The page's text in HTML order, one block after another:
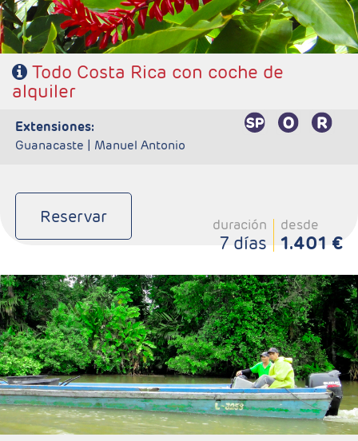
Contacto
Características
Todo Costa Rica con coche de
alquiler
extensiones:
Guanacaste | Manuel Antonio
Reservar duración
7 días
desde
1.401 €
- Salidas: Diarias
- Ruta: 1 noche San José, 2 noches Tortuguero, 2 noches
Arenal y 2 noches Monteverde.
- Categoría hotelera: Standard, Primera o Semilujo
- Régimen: 7 desayunos, 3 almuerzos y 2 cenas.